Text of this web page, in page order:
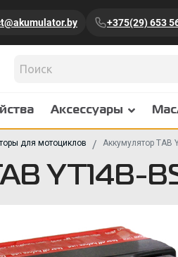
+375(29) 653
Аксессуары
для мотоциклов Аккумулятор TAB
YT14B-